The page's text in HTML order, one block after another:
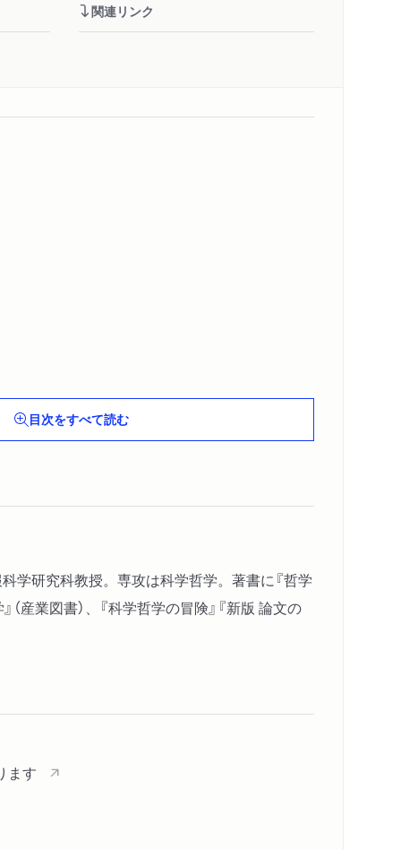
関連リンク
目次をすべて読む
学研究科教授。専攻は科学哲学。著書に『哲学
（産業図書）、『科学哲学の冒険』『新版 論文の
ます